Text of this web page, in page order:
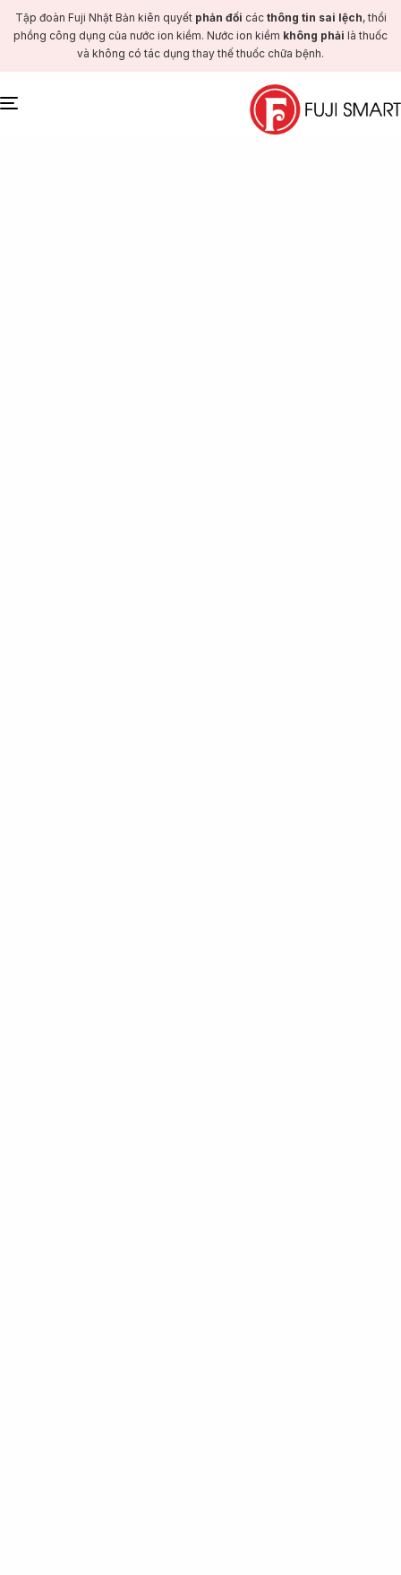
Tập đoàn Fuji Nhật Bản kiên quyết phản đối các thông tin sai lệch, thổi
phồng công dụng của nước ion kiềm. Nước ion kiềm không phải là thuốc
và không có tác dụng thay thế thuốc chữa bệnh.
Toggle